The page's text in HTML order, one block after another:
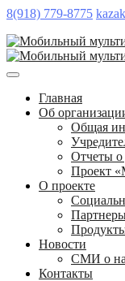
8(918) 779-8775
Главная
Об
Общая
Отчеты о
Проект
О проекте
Новости
СМИ о
Контакты